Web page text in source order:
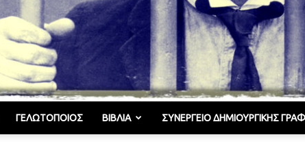
ΓΕΛΩΤΟΠΟΙΌΣ ΒΙΒΛΊΑ ΣΥΝΕΡΓΕΊΟ ΔΗΜΙΟΥΡΓΙΚΉΣ